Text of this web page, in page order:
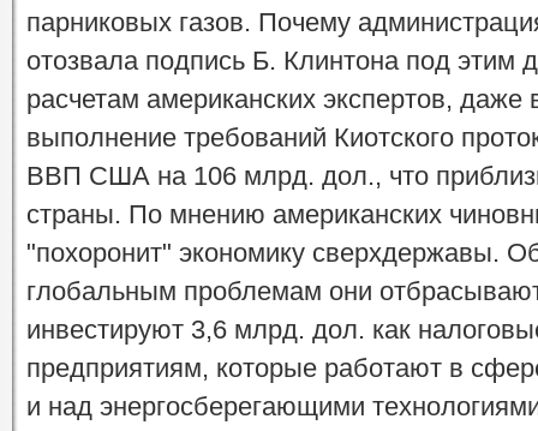
парниковых газов. Почему
отозвала подпись Б. Клинтона под этим
расчетам американских экспертов,
выполнение требований Киотского
ВВП США на 106 млрд. дол., что
страны. По мнению американских
"похоронит" экономику сверхдержавы.
глобальным проблемам они
инвестируют 3,6 млрд. дол. как
предприятиям, которые работают в
и над энергосберегающими